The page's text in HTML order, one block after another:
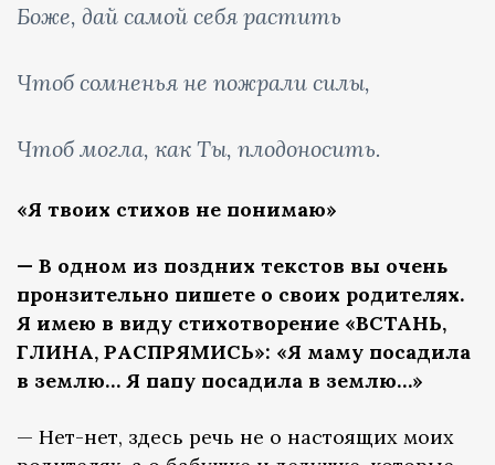
Боже, дай самой себя растить
Чтоб сомненья не пожрали силы,
Чтоб могла, как Ты, плодоносить.
«Я твоих стихов не понимаю»
— В одном из поздних текстов вы очень
пронзительно пишете о своих родителях.
Я имею в виду стихотворение «ВСТАНЬ,
ГЛИНА, РАСПРЯМИСЬ»: «Я маму посадила
в землю… Я папу посадила в землю…»
— Нет-нет, здесь речь не о настоящих моих